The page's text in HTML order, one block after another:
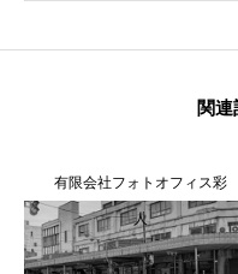
関
有限会社フォトオフィス彩
人